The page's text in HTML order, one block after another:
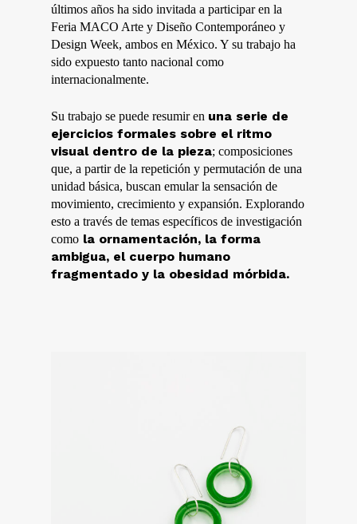
últimos años ha sido invitada a participar en la
Feria MACO Arte y Diseño Contemporáneo y
Design Week, ambos en México. Y su trabajo ha
sido expuesto tanto nacional como
internacionalmente.
Su trabajo se puede resumir en una serie de
ejercicios formales sobre el ritmo
visual dentro de la pieza; composiciones
que, a partir de la repetición y permutación de una
unidad básica, buscan emular la sensación de
movimiento, crecimiento y expansión. Explorando
esto a través de temas específicos de investigación
como la ornamentación, la forma
ambigua, el cuerpo humano
fragmentado y la obesidad mórbida.